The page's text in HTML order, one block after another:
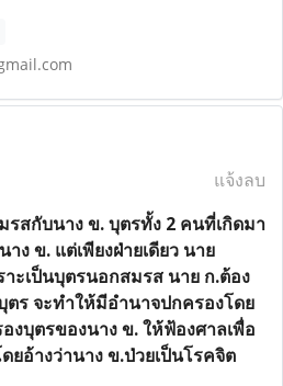
แจ้งลบ
รสกับนาง ข. บุตรทั้ง 2 คนที่เกิดมา
ง ข. แต่เพียงฝ่ายเดียว นาย
ะเป็นบุตรนอกสมรส นาย ก.ต้อง
ตร จะทำให้มีอำนาจปกครองโดย
บุตรของนาง ข. ให้ฟ้องศาลเพื่อ
อ้างว่านาง ข.ป่วยเป็นโรคจิต